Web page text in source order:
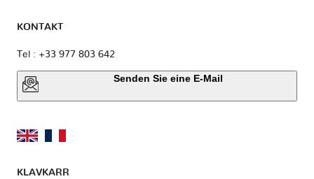
KONTAKT
Tel : +33 977 803 642
Senden Sie eine E-Mail
KLAVKARR